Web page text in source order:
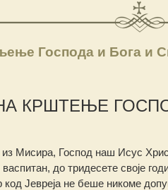
Господа и Бога и
КРШТЕЊЕ
из Мисира, Господ наш Исус
васпитан, до тридесете своје
код Јевреја не беше никоме